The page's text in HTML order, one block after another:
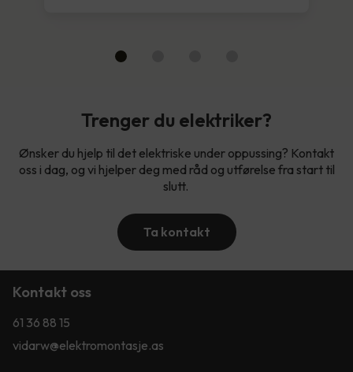
Trenger du elektriker?
Ønsker du hjelp til det elektriske under oppussing? Kontakt
oss i dag, og vi hjelper deg med råd og utførelse fra start til
slutt.
Ta kontakt
Kontakt oss
61 36 88 15
vidarw@elektromontasje.as